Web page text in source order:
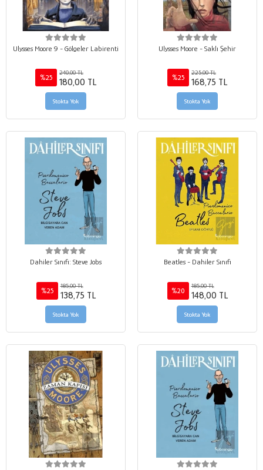
Ulysses Moore 9 - Gölgeler Labirenti
%25
240,00 TL
180,00 TL
Stokta Yok
Ulysses Moore - Saklı Şehir
%25
225,00 TL
168,75 TL
Stokta Yok
Dahiler Sınıfı: Steve Jobs
%25
185,00 TL
138,75 TL
Stokta Yok
Beatles - Dahiler Sınıfı
%20
185,00 TL
148,00 TL
Stokta Yok